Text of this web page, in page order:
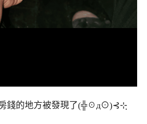
錢的地方被發現了(╬☉д⊙)⊰⊹ฺ